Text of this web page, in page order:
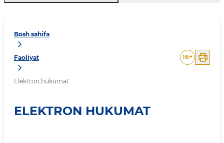
Bosh sahifa
Faoliyat
Elektron hukumat
16+
ELEKTRON HUKUMAT